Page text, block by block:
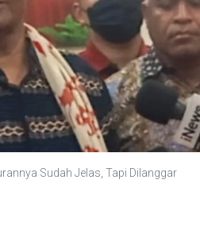
Sudah Jelas, Tapi Dilanggar